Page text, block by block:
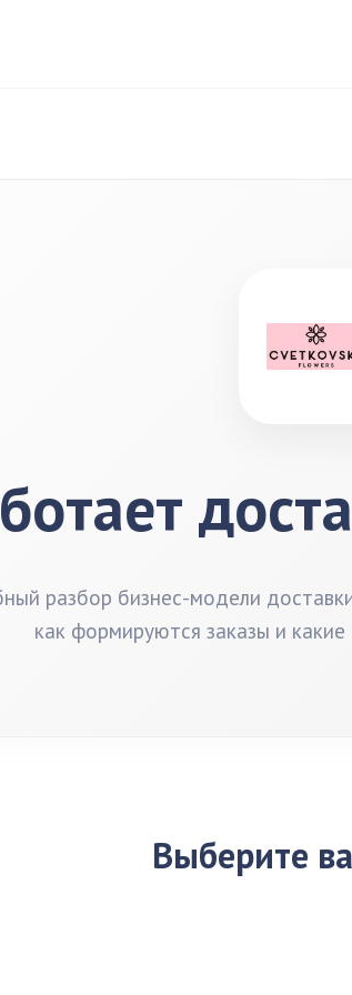
разбор бизнес-модели
как формируются заказы и
Выберите